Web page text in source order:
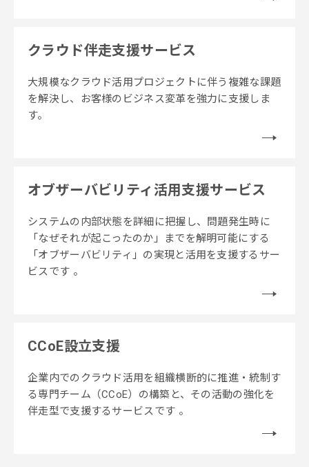
クラウド伴走支援サービス
大規模なクラウド活用プロジェクトに伴う複雑な課題
を解決し、お客様のビジネス変革を強力に支援しま
す。
オブザーバビリティ活用支援サービス
システムの内部状態を詳細に把握し、問題発生時に
「なぜそれが起こったのか」までを解明可能にする
「オブザーバビリティ」の実現と活用を支援するサー
ビスです 。
CCoE設立支援
企業内でのクラウド活用を組織横断的に推進・統制す
る専門チーム（CCoE）の構築と、その活動の強化を
伴走型で支援するサービスです 。